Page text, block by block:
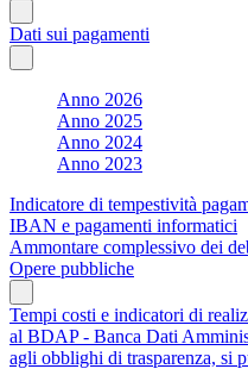
Dati sui pagamenti
Anno 2026
Anno 2025
Anno 2024
Anno 2023
Indicatore di tempestività
IBAN e pagamenti informatici
Ammontare complessivo dei
Opere pubbliche
Tempi costi e indicatori di
al BDAP - Banca Dati
agli obblighi di trasparenza, si